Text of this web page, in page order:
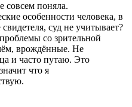
совсем поняла.
особенности человека, в
суд не учитывает?
со зрительной
врождённые. Не
и часто путаю. Это
что я